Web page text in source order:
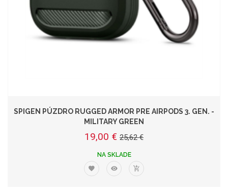
SPIGEN PÚZDRO RUGGED ARMOR PRE AIRPODS 3. GEN. -
MILITARY GREEN
19,00 € 25,62 €
NA SKLADE